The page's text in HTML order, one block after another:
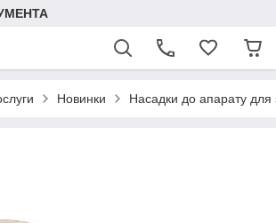
Новинки Насадки до апарату